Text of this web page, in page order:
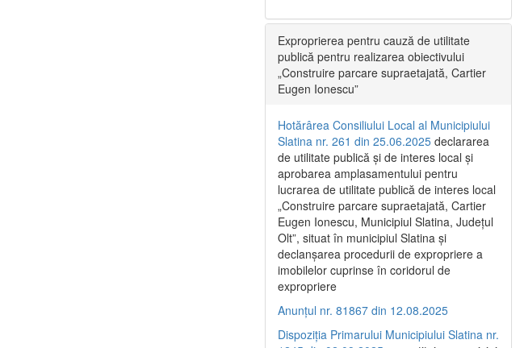
Exproprierea pentru cauză de utilitate
publică pentru realizarea obiectivului
„Construire parcare supraetajată, Cartier
Eugen Ionescu”
Hotărârea Consiliului Local al Municipiului
Slatina nr. 261 din 25.06.2025 declararea
de utilitate publică și de interes local și
aprobarea amplasamentului pentru
lucrarea de utilitate publică de interes local
„Construire parcare supraetajată, Cartier
Eugen Ionescu, Municipiul Slatina, Județul
Olt”, situat în municipiul Slatina și
declanșarea procedurii de expropriere a
imobilelor cuprinse în coridorul de
expropriere
Anunțul nr. 81867 din 12.08.2025
Dispoziția Primarului Municipiului Slatina nr.